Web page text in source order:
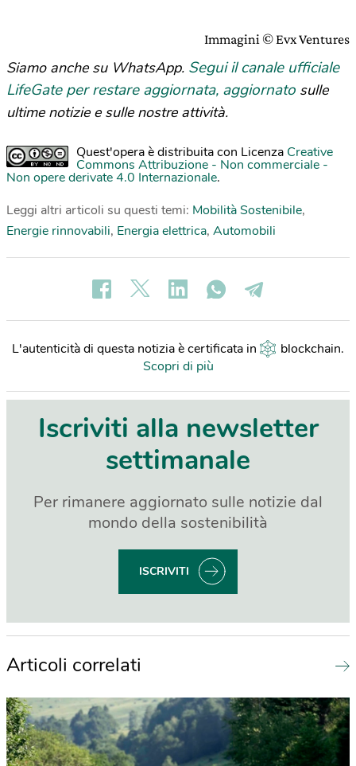
Immagini © Evx Ventures
Siamo anche su WhatsApp. Segui il canale ufficiale
LifeGate per restare aggiornata, aggiornato sulle
ultime notizie e sulle nostre attività.
Quest'opera è distribuita con Licenza Creative
Commons Attribuzione - Non commerciale -
Non opere derivate 4.0 Internazionale.
Leggi altri articoli su questi temi: Mobilità Sostenibile,
Energie rinnovabili, Energia elettrica, Automobili
L'autenticità di questa notizia è certificata in blockchain.
Scopri di più
Iscriviti alla newsletter
settimanale
Per rimanere aggiornato sulle notizie dal
mondo della sostenibilità
ISCRIVITI
Articoli correlati